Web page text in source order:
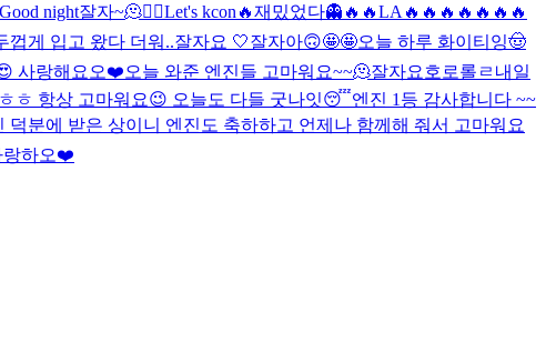
Good night잘자~🫠❤️‍🔥Let's kcon🔥재밌었다👻 🔥🔥LA🔥🔥🔥🔥🔥🔥🔥
껍게 입고 왔다 더워..잘자요 🤍잘자아🙃🤩🤩오늘 하루 화이티잉🤠
사랑해요오❤️오늘 와준 엔진들 고마워요~~🫠잘자요호로롤ㄹ 내일
ㅎ 항상 고마워요😉 오늘도 다들 굿나잇😴엔진 1등 감사합니다 ~~
분에 받은 상이니 엔진도 축하하고 언제나 함께해 줘서 고마워요
랑하오❤️